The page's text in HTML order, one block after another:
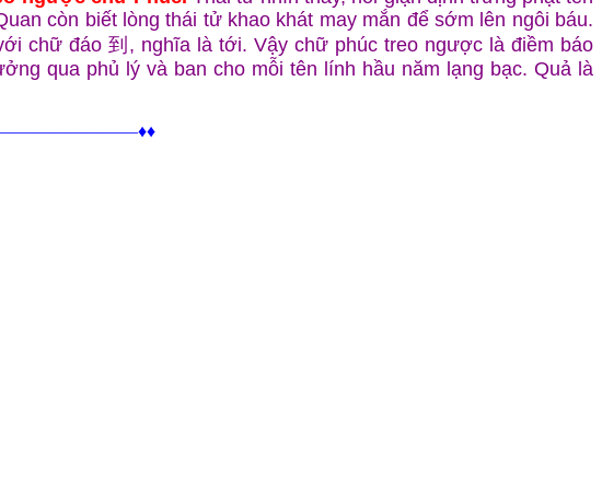
còn biết lòng thái tử khao khát may mắn để sớm lên ngôi báu.
chữ đáo 到, nghĩa là tới. Vậy chữ phúc treo ngược là điềm báo
qua phủ lý và ban cho mỗi tên lính hầu năm lạng bạc. Quả là